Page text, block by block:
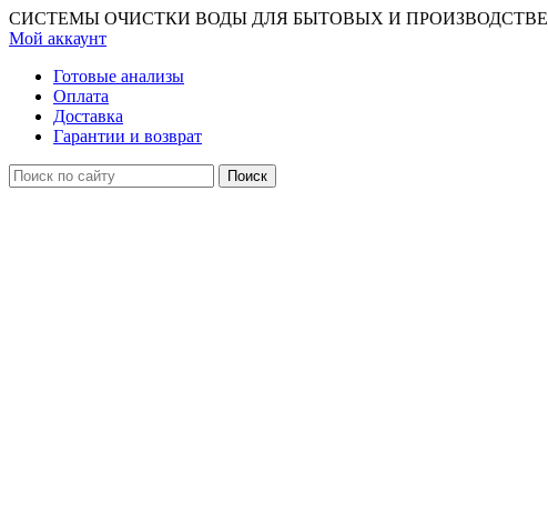
СИСТЕМЫ ОЧИСТКИ ВОДЫ ДЛЯ БЫТОВЫХ И
Мой аккаунт
Готовые анализы
Оплата
Доставка
Гарантии и возврат
Поиск